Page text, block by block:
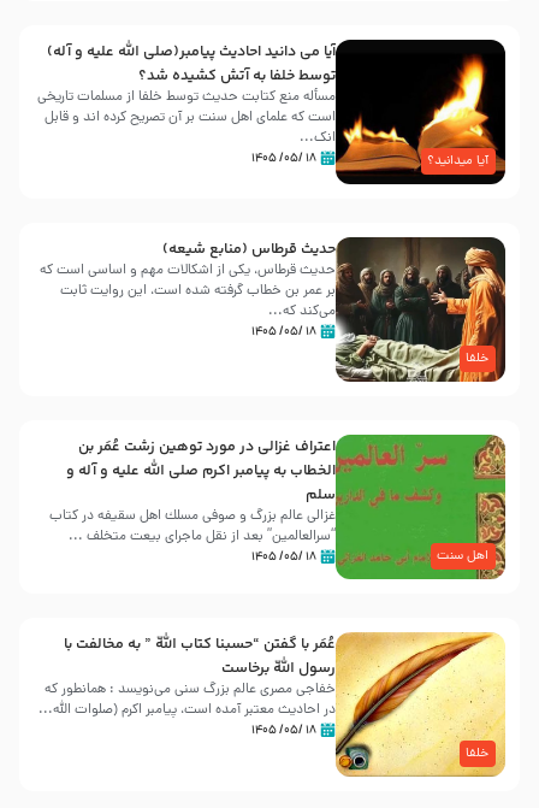
آیا میدانید؟
آیا می دانید احادیث پیامبر(صلی الله علیه و آله)
توسط خلفا به آتش کشیده شد؟
مسأله منع کتابت حدیث توسط خلفا از مسلمات تاریخی
است که علمای اهل سنت بر آن تصریح کرده اند و قابل
انک...
۱۸ /۰۵/ ۱۴۰۵
خلفا
حدیث قرطاس (منابع شیعه)
حدیث قرطاس، یکی از اشکالات مهم و اساسی است که
بر عمر بن خطاب گرفته شده است، این روایت ثابت
می‌کند که...
۱۸ /۰۵/ ۱۴۰۵
اهل سنت
اعتراف غزالی در مورد توهین زشت عُمَر بن
الخطاب به پیامبر اکرم صلی الله علیه و آله و
سلم
غزالی عالم بزرگ و صوفی مسلك اهل سقيفه در کتاب
“سرالعالمین” بعد از نقل ماجرای بیعت متخلف ...
۱۸ /۰۵/ ۱۴۰۵
خلفا
عُمَر با گفتن “حسبنا كتاب اللّه ” به مخالفت با
رسول اللّه برخاست
خفاجی مصری عالم بزرگ سنی می‌نویسد : همانطور که
در احادیث معتبر آمده است، پیامبر اکرم (صلوات اللّه...
۱۸ /۰۵/ ۱۴۰۵